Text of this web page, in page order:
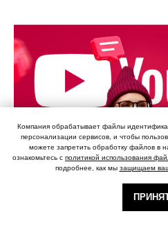
Компания обрабатывает файлы
персонализации сервисов, и чтобы
можете запретить обработку файлов в
ознакомьтесь с политикой использования
подробнее, как мы защищаем